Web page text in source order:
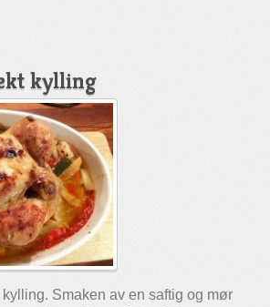
kylling
Smaken av en saftig og mør